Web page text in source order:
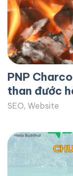
PNP
than đước
SEO, Website